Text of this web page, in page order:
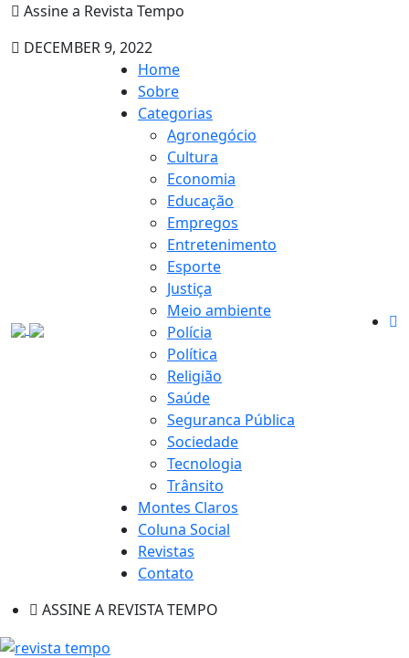
Assine a Revista Tempo
DECEMBER 9, 2022
Home
Sobre
Categorias
Agronegócio
Cultura
Economia
Educação
Empregos
Entretenimento
Esporte
Justiça
Meio ambiente
Polícia
Política
Religião
Saúde
Seguranca Pública
Sociedade
Tecnologia
Trânsito
Montes Claros
Coluna Social
Revistas
Contato
ASSINE A REVISTA TEMPO